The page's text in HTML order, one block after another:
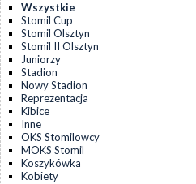
Wszystkie
Stomil Cup
Stomil Olsztyn
Stomil II Olsztyn
Juniorzy
Stadion
Nowy Stadion
Reprezentacja
Kibice
Inne
OKS Stomilowcy
MOKS Stomil
Koszykówka
Kobiety